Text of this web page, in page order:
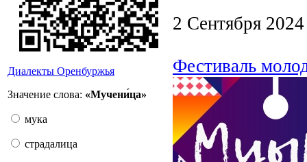
Диалекты Оренбуржья
Значение слова: «Мучени́ца»
мука
страдалица
2 Сентября 2024
Фестиваль